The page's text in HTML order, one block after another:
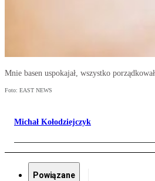
Mnie basen uspokajał, wszystko
Foto: EAST NEWS
Michał Kołodziejczyk
Powiązane